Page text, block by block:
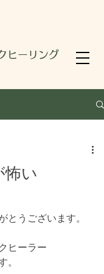
ヒーリング
怖い
とうございます。
ヒーラー
。